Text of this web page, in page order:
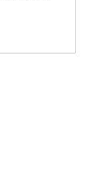
（スマート
スプレイ、